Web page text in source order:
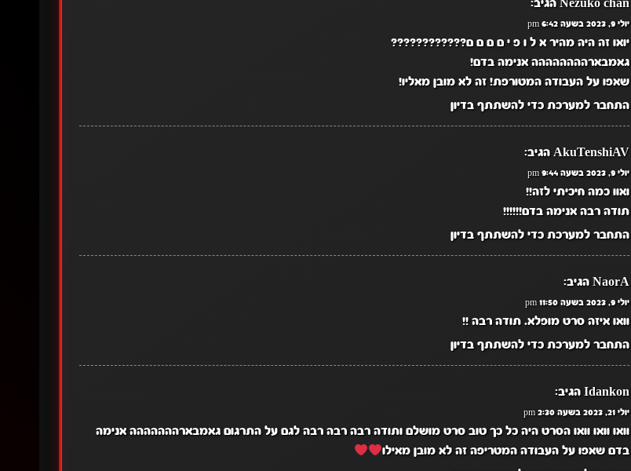
Nezuko chan הגיב:
יולי 9, 2023 בשעה 6:42 pm
יואו זה היה מהיר א ל ו פ י ם ם ם ם⁦????????????
גאמבארהההההההה אנימה בדם!
שאפו על העבודה המטורפת! זה לא מובן מאליו!
התחבר למערכת כדי להשתתף בדיון
AkuTenshiAV הגיב:
יולי 9, 2023 בשעה 9:44 pm
ואוו כמה חיכיתי לזה!!
תודה רבה אנימה בדם!!!!!!
התחבר למערכת כדי להשתתף בדיון
NaorA הגיב:
יולי 9, 2023 בשעה 11:50 pm
וואו איזה סרט מופלא. תודה רבה !!
התחבר למערכת כדי להשתתף בדיון
Idankon הגיב:
יולי 21, 2023 בשעה 2:30 pm
וואו וואו וואו הסרט היה כל כך טוב סרט מושלם ותודה רבה רבה רבה לגם על התרגום גאמבארההההההה אנימה
בדם שאפו על העבודה המטריפה זה לא מובן מאילו